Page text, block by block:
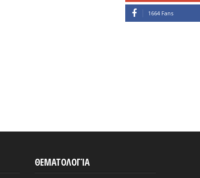
1664 Fans
ΘΕΜΑΤΟΛΟΓΊΑ